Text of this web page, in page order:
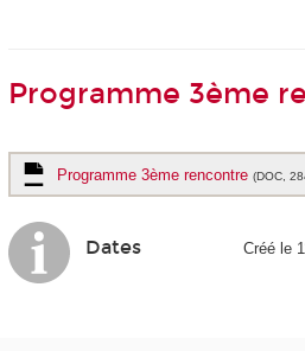
Programme 3ème
Programme 3ème rencontre (DOC,
Dates Créé le